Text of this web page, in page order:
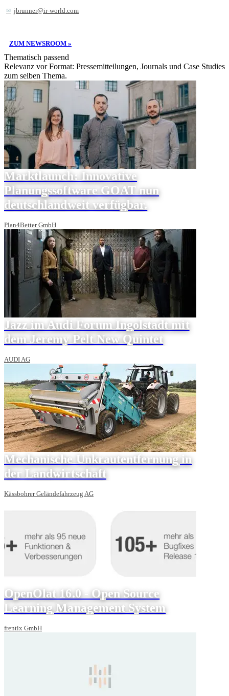
jbrunner@ir-world.com
ZUM NEWSROOM »
Thematisch passend
Relevanz vor Format: Pressemitteilungen, Journals und Case Studies
zum selben Thema.
Marktlaunch: Innovative
Planungssoftware GOAT nun
deutschlandweit verfügbar.
Plan4Better GmbH
Jazz im Audi Forum Ingolstadt mit
dem Jeremy Pelt New Quintet
AUDI AG
Mechanische Unkrautentfernung in
der Landwirtschaft
Kässbohrer Geländefahrzeug AG
OpenOlat 16.0 - Open Source
Learning Management System
frentix GmbH